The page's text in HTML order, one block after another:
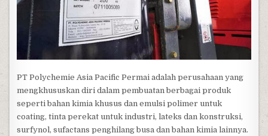
PT Polychemie Asia Pacific Permai adalah perusahaan yang
mengkhususkan diri dalam pembuatan berbagai produk
seperti bahan kimia khusus dan emulsi polimer untuk
coating, tinta perekat untuk industri, lateks dan konstruksi,
surfynol, sufactans penghilang busa dan bahan kimia lainnya.